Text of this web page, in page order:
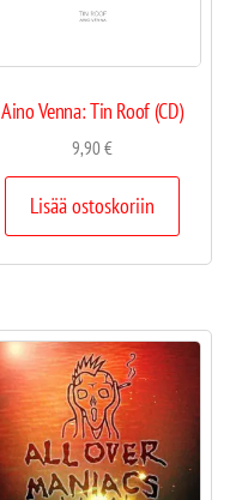
Aino Venna: Tin Roof (CD)
9,90€
Lisää ostoskoriin